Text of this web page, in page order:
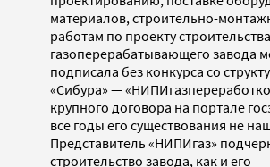
материалов, строительно-
работам по проекту
газоперерабатывающего завода
подписала без конкурса со
«Сибура» —
крупного договора на портале
все годы его существования не
Представитель «НИПИгаз»
строительство завода, как и его